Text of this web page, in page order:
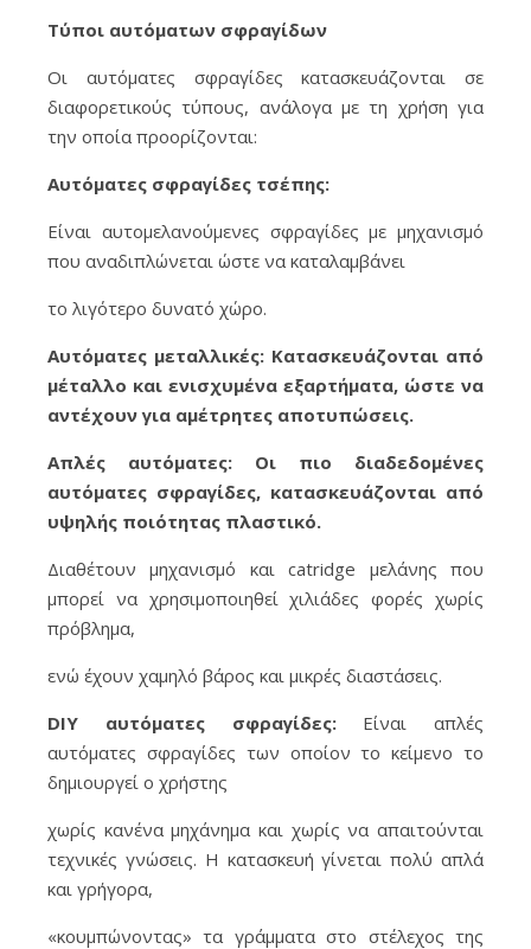
Τύποι αυτόματων σφραγίδων
Οι αυτόματες σφραγίδες κατασκευάζονται σε
διαφορετικούς τύπους, ανάλογα με τη χρήση για
την οποία προορίζονται:
Αυτόματες σφραγίδες τσέπης:
Είναι αυτομελανούμενες σφραγίδες με μηχανισμό
που αναδιπλώνεται ώστε να καταλαμβάνει
το λιγότερο δυνατό χώρο.
Αυτόματες μεταλλικές: Κατασκευάζονται από
μέταλλο και ενισχυμένα εξαρτήματα, ώστε να
αντέχουν για αμέτρητες αποτυπώσεις.
Απλές αυτόματες: Οι πιο διαδεδομένες
αυτόματες σφραγίδες, κατασκευάζονται από
υψηλής ποιότητας πλαστικό.
Διαθέτουν μηχανισμό και catridge μελάνης που
μπορεί να χρησιμοποιηθεί χιλιάδες φορές χωρίς
πρόβλημα,
ενώ έχουν χαμηλό βάρος και μικρές διαστάσεις.
DIY αυτόματες σφραγίδες:Είναι απλές
αυτόματες σφραγίδες των οποίον το κείμενο το
δημιουργεί ο χρήστης
χωρίς κανένα μηχάνημα και χωρίς να απαιτούνται
τεχνικές γνώσεις. Η κατασκευή γίνεται πολύ απλά
και γρήγορα,
«κουμπώνοντας» τα γράμματα στο στέλεχος της